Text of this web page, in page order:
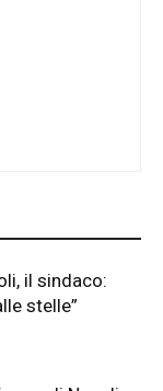
il sindaco:
stelle”